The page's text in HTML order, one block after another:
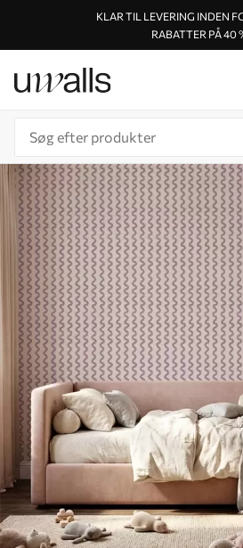
KLAR TIL LEVERING INDEN
RABATTER PÅ 40